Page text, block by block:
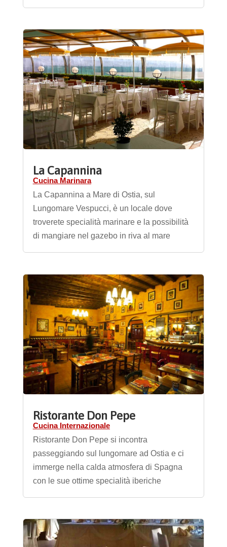
La Capannina
Cucina Marinara
La Capannina a Mare di Ostia, sul
Lungomare Vespucci, è un locale dove
troverete specialità marinare e la possibilità
di mangiare nel gazebo in riva al mare
Ristorante Don Pepe
Cucina Internazionale
Ristorante Don Pepe si incontra
passeggiando sul lungomare ad Ostia e ci
immerge nella calda atmosfera di Spagna
con le sue ottime specialità iberiche